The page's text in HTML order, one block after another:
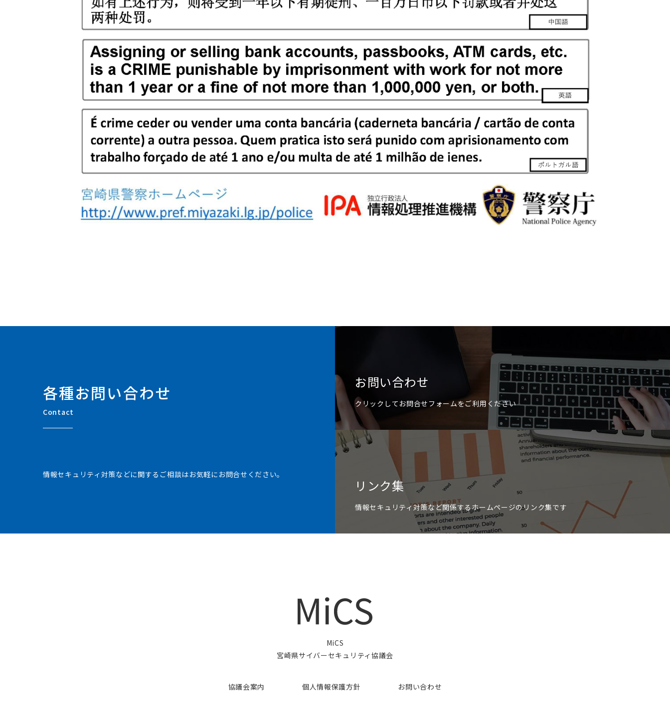
各種お問い合わせ
Contact
情報セキュリティ対策などに関するご相談はお気軽にお問合せください。
お問い合わせ
クリックしてお問合せフォームをご利用ください
リンク集
情報セキュリティ対策など関係するホームページのリンク集です
MiCS
宮崎県サイバーセキュリティ協議会
協議会案内 個人情報保護方針 お問い合わせ